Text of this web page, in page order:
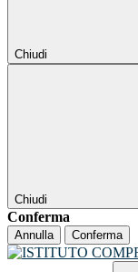
Chiudi
Chiudi
Conferma
Annulla Conferma